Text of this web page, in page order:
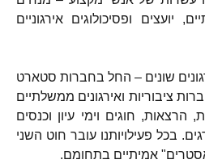
יועצים ופסיכולוגים אירגוניים
שונים – החל בחברות סטארט
ציבוריות ואירגונים ממשלתיים
חוגים וימי עיון וכנסים
בכל פעילויותנו עובר חוט השני
אמיתיים בתחומם.